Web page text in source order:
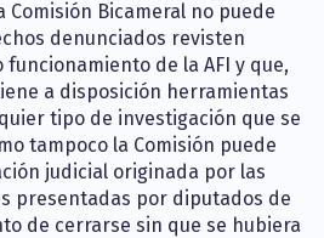
Comisión Bicameral no puede
denunciados revisten
de la AFI y que,
a disposición herramientas
tipo de investigación que se
tampoco la Comisión puede
judicial originada por las
presentadas por diputados de
de cerrarse sin que se hubiera